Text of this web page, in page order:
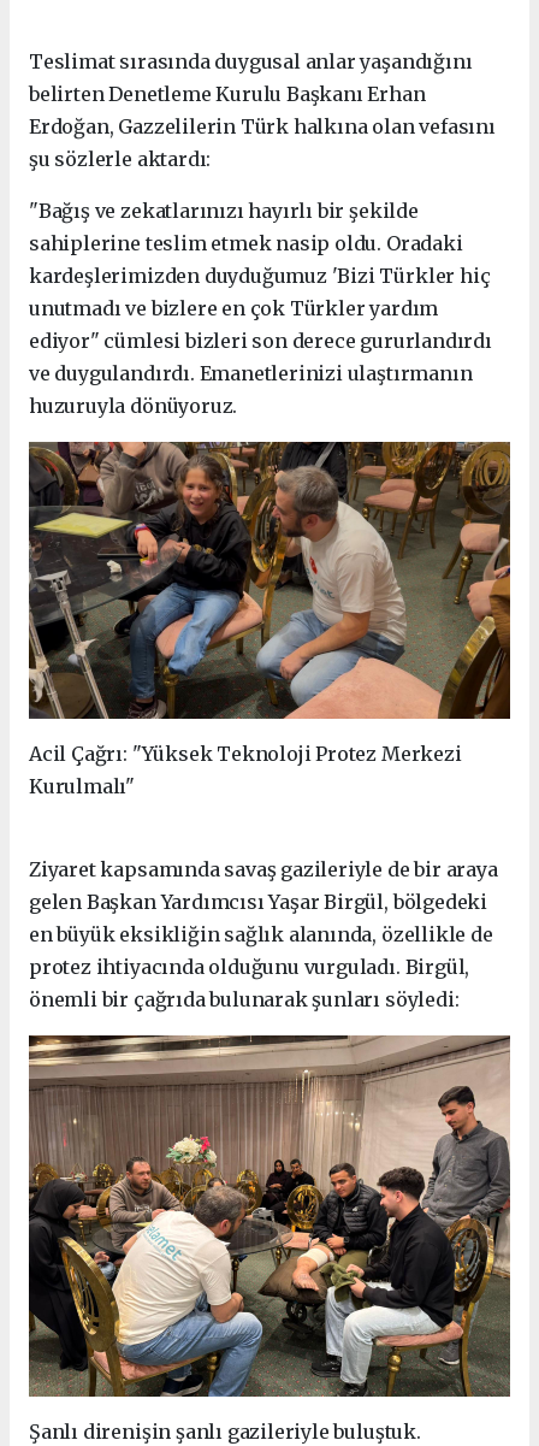
Teslimat sırasında duygusal anlar yaşandığını
belirten Denetleme Kurulu Başkanı Erhan
Erdoğan, Gazzelilerin Türk halkına olan vefasını
şu sözlerle aktardı:
"Bağış ve zekatlarınızı hayırlı bir şekilde
sahiplerine teslim etmek nasip oldu. Oradaki
kardeşlerimizden duyduğumuz 'Bizi Türkler hiç
unutmadı ve bizlere en çok Türkler yardım
ediyor" cümlesi bizleri son derece gururlandırdı
ve duygulandırdı. Emanetlerinizi ulaştırmanın
huzuruyla dönüyoruz.
Acil Çağrı: "Yüksek Teknoloji Protez Merkezi
Kurulmalı"
Ziyaret kapsamında savaş gazileriyle de bir araya
gelen Başkan Yardımcısı Yaşar Birgül, bölgedeki
en büyük eksikliğin sağlık alanında, özellikle de
protez ihtiyacında olduğunu vurguladı. Birgül,
önemli bir çağrıda bulunarak şunları söyledi:
Şanlı direnişin şanlı gazileriyle buluştuk.